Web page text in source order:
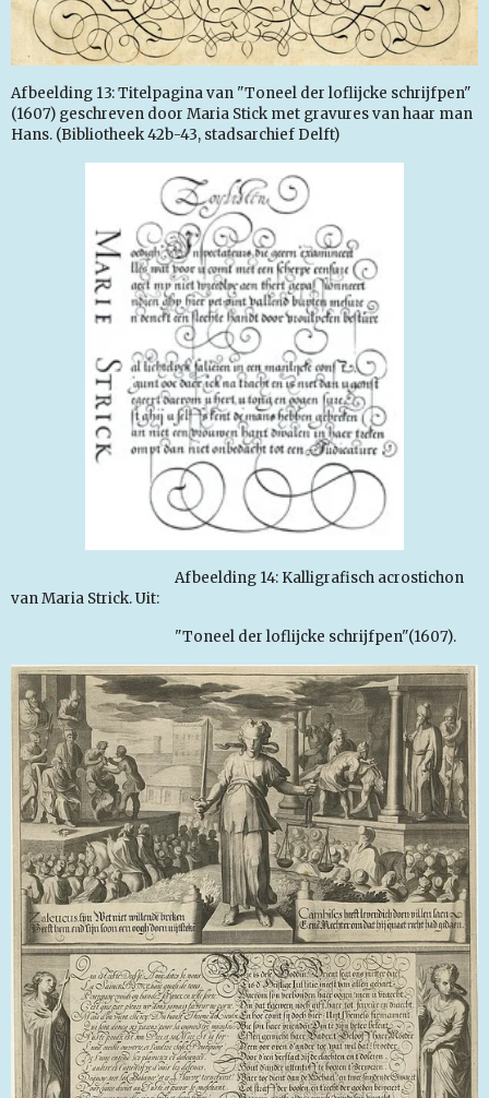
Afbeelding 13: Titelpagina van "Toneel der loflijcke schrijfpen"
(1607) geschreven door Maria Stick met gravures van haar man
Hans. (Bibliotheek 42b-43, stadsarchief Delft)
Afbeelding 14: Kalligrafisch acrostichon
van Maria Strick. Uit:
"Toneel der loflijcke schrijfpen"(1607).